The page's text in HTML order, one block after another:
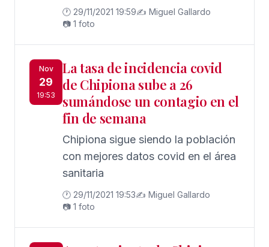
la Ciudadanía de la Diputación de
Cádiz, la Delegación de Fomento
🕐 29/11/2021 19:59✍️ Miguel Gallardo
📷 1 foto
Nov
29
19:53
La tasa de incidencia covid
de Chipiona sube a 26
sumándose un contagio en el
fin de semana
Chipiona sigue siendo la población
con mejores datos covid en el área
sanitaria
🕐 29/11/2021 19:53✍️ Miguel Gallardo
📷 1 foto